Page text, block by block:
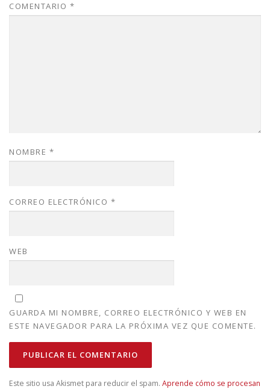
COMENTARIO *
NOMBRE *
CORREO ELECTRÓNICO *
WEB
GUARDA MI NOMBRE, CORREO ELECTRÓNICO Y WEB EN
ESTE NAVEGADOR PARA LA PRÓXIMA VEZ QUE COMENTE.
Este sitio usa Akismet para reducir el spam. Aprende cómo se procesan